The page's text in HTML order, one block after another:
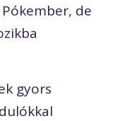
de
gyors